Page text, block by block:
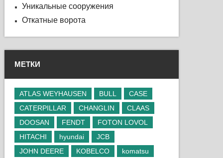
Уникальные сооружения
Откатные ворота
МЕТКИ
ATLAS WEYHAUSEN BULL
CASE
CATERPILLAR
CHANGLIN
CLAAS
DOOSAN
FENDT
FOTON LOVOL
HITACHI
hyundai
JCB
JOHN DEERE
KOBELCO
komatsu